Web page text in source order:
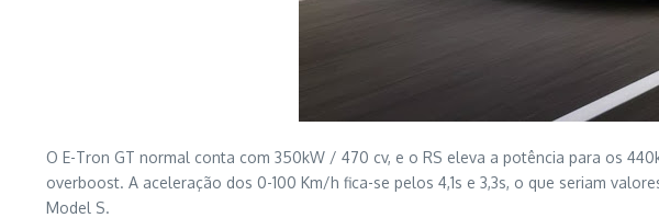
O E-Tron GT normal conta com 350kW / 470 cv, e o RS eleva a potência para os
overboost. A aceleração dos 0-100 Km/h fica-se pelos 4,1s e 3,3s, o que seriam
Model S.